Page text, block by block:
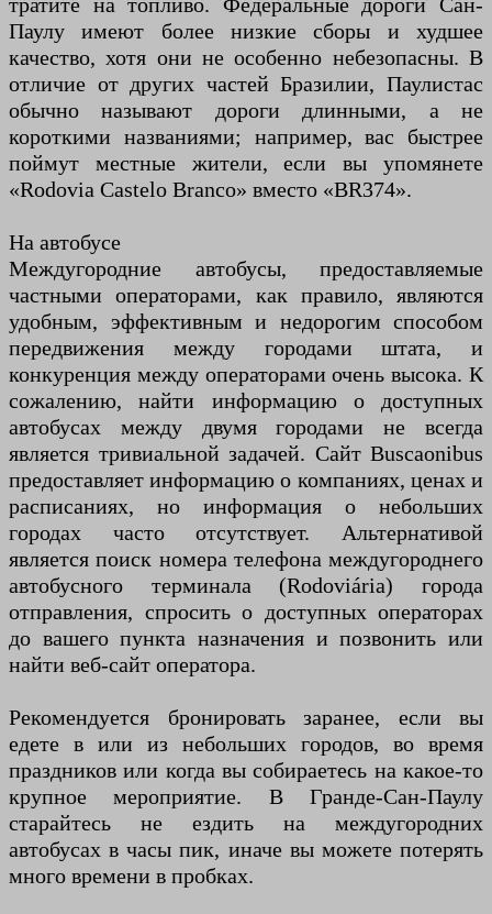
Паулу имеют более низкие сборы и худшее
качество, хотя они не особенно небезопасны. В
отличие от других частей Бразилии, Паулистас
обычно называют дороги длинными, а не
короткими названиями; например, вас быстрее
поймут местные жители, если вы упомянете
«Rodovia Castelo Branco» вместо «BR374».
На автобусе
Междугородние автобусы, предоставляемые
частными операторами, как правило, являются
удобным, эффективным и недорогим способом
передвижения между городами штата, и
конкуренция между операторами очень высока. К
сожалению, найти информацию о доступных
автобусах между двумя городами не всегда
является тривиальной задачей. Сайт Buscaonibus
предоставляет информацию о компаниях, ценах и
расписаниях, но информация о небольших
городах часто отсутствует. Альтернативой
является поиск номера телефона междугороднего
автобусного терминала (Rodoviária) города
отправления, спросить о доступных операторах
до вашего пункта назначения и позвонить или
найти веб-сайт оператора.
Рекомендуется бронировать заранее, если вы
едете в или из небольших городов, во время
праздников или когда вы собираетесь на какое-то
крупное мероприятие. В Гранде-Сан-Паулу
старайтесь не ездить на междугородних
автобусах в часы пик, иначе вы можете потерять
много времени в пробках.